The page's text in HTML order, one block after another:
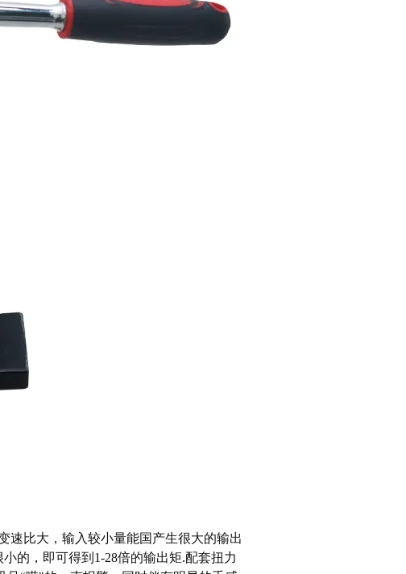
速比大，输入较小量能国产生很大的输出
的，即可得到1-28倍的输出矩.配套扭力